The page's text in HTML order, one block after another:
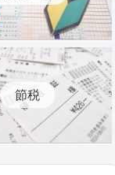
節税